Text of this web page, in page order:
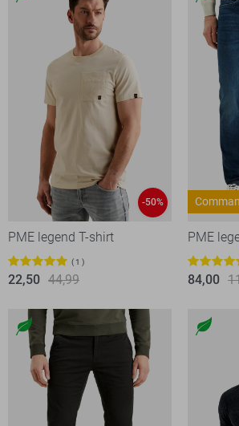
-50%
PME legend T-shirt
1
22,50 44,99
PME
84,00